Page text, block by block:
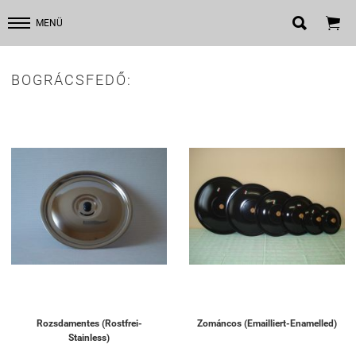
MENÜ  
BOGRÁCSFEDŐ:
Rozsdamentes (Rostfrei-
Stainless)
Zománcos (Emailliert-Enamelled)